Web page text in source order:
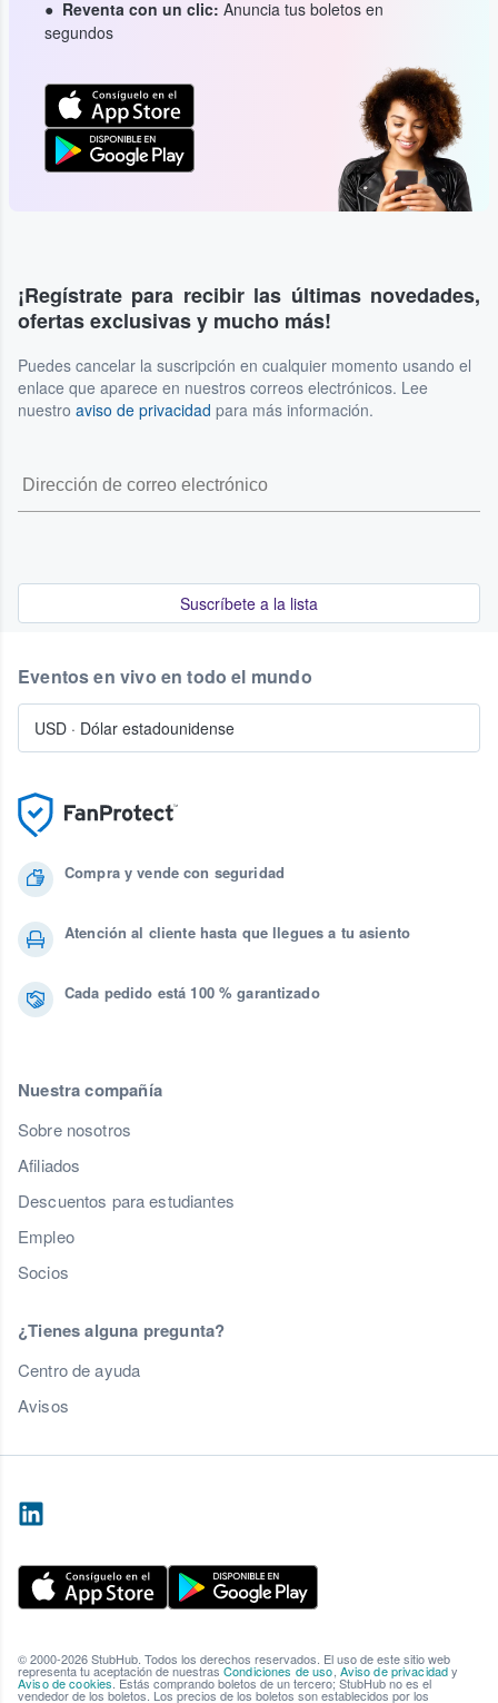
Reventa con un clic: Anuncia tus boletos en
segundos
¡Regístrate para recibir las últimas novedades,
ofertas exclusivas y mucho más!
Puedes cancelar la suscripción en cualquier momento usando el
enlace que aparece en nuestros correos electrónicos. Lee
nuestro aviso de privacidad para más información.
Suscríbete a la lista
Compra y vende con seguridad
Atención al cliente hasta que llegues a tu asiento
Cada pedido está 100 % garantizado
Nuestra compañía
Sobre nosotros
Afiliados
Descuentos para estudiantes
Empleo
Socios
¿Tienes alguna pregunta?
Centro de ayuda
Avisos
Eventos en vivo en todo el mundo
USD · Dólar estadounidense
© 2000-2026 StubHub. Todos los derechos reservados. El uso de este sitio web
representa tu aceptación de nuestras Condiciones de uso, Aviso de privacidady
Aviso de cookies. Estás comprando boletos de un tercero; StubHub no es el
vendedor de los boletos. Los precios de los boletos son establecidos por los